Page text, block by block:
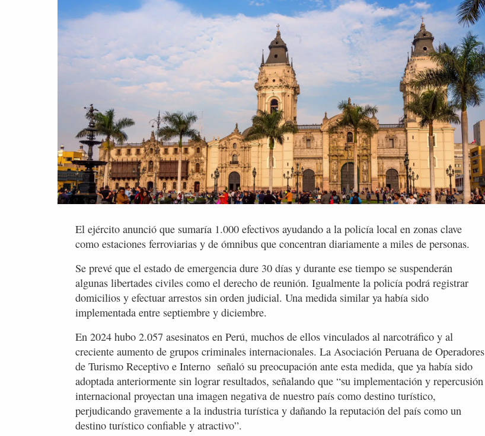
El ejército anunció que sumaría 1.000 efectivos ayudando a la policía local en zonas clave
como estaciones ferroviarias y de ómnibus que concentran diariamente a miles de personas.
Se prevé que el estado de emergencia dure 30 días y durante ese tiempo se suspenderán
algunas libertades civiles como el derecho de reunión. Igualmente la policía podrá registrar
domicilios y efectuar arrestos sin orden judicial. Una medida similar ya había sido
implementada entre septiembre y diciembre.
En 2024 hubo 2.057 asesinatos en Perú, muchos de ellos vinculados al narcotráfico y al
creciente aumento de grupos criminales internacionales. La Asociación Peruana de Operadores
de Turismo Receptivo e Interno señaló su preocupación ante esta medida, que ya había sido
adoptada anteriormente sin lograr resultados, señalando que “su implementación y repercusión
internacional proyectan una imagen negativa de nuestro país como destino turístico,
perjudicando gravemente a la industria turística y dañando la reputación del país como un
destino turístico confiable y atractivo”.